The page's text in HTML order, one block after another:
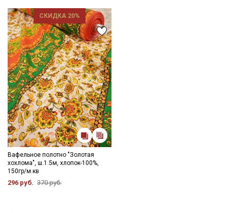
- не рекомендуется гладить очень горячим утюгом.
Цветопередача может отличаться от оригинального цвета
ткани в зависимости от настроек вашего монитора.
СКИДКА 20%
Вафельное полотно "Золотая
хохлома", ш.1.5м, хлопок-100%,
150гр/м.кв
296 руб. 370 руб.